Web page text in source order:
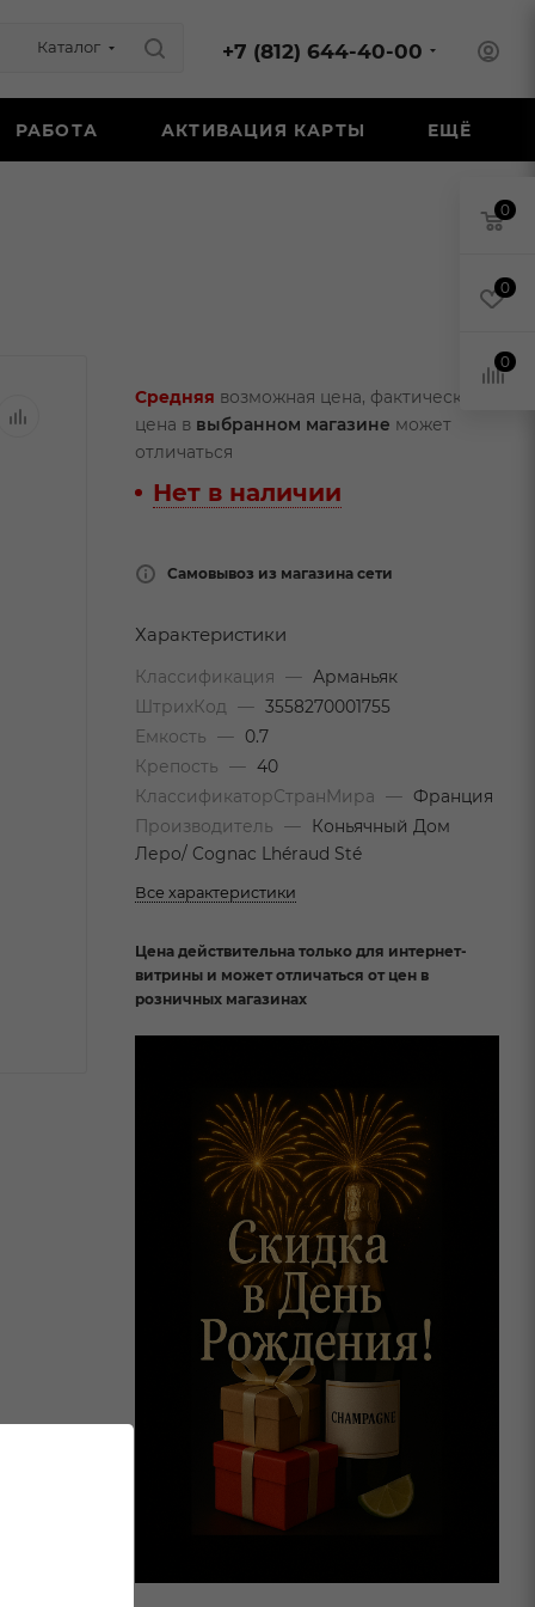
Каталог +7 (812) 644-40-00
РАБОТА АКТИВАЦИЯ КАРТЫ ЕЩЁ
Средняя возможная цена, фактическая
цена в выбранном магазине может
отличаться
Нет в наличии
Самовывоз из магазина сети
Характеристики
Классификация —
Арманьяк
ШтрихКод
— 3558270001755
Емкость
—
0.7
Крепость
— 40
КлассификаторСтранМира
— Франция
Производитель
—
Коньячный Дом
Леро/ Cognac Lhéraud Sté
Все характеристики
Цена действительна только для интернет-
витрины и может отличаться от цен в
розничных магазинах
0
0
0